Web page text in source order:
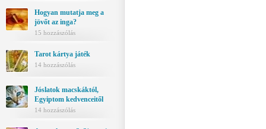
Hogyan mutatja meg a
jövőt az inga?
15 hozzászólás
Tarot kártya játék
14 hozzászólás
Jóslatok macskáktól,
Egyiptom kedvenceitől
14 hozzászólás